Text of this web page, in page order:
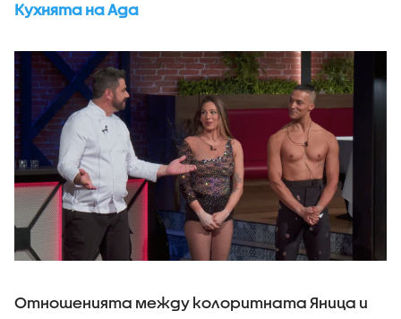
Кухнята на Ада
Отношенията между колоритната Яница и